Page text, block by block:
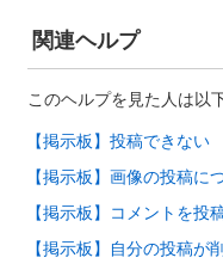
関連ヘルプ
このヘルプを見た人は以
【掲示板】投稿できない
【掲示板】画像の投稿に
【掲示板】コメントを投
【掲示板】自分の投稿が